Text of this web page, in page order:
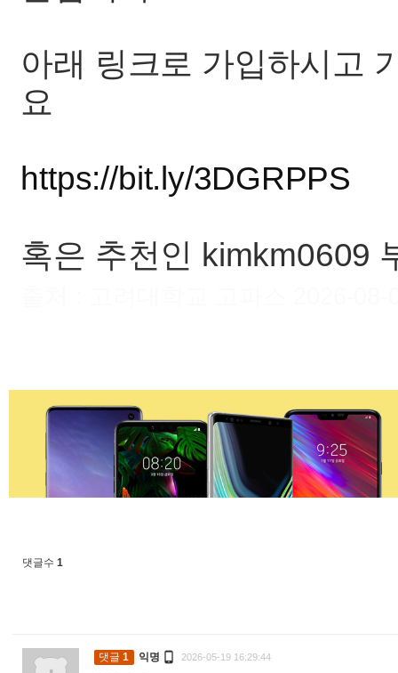
아래 링크로 가입하시고
요
https://bit.ly/3DGRPPS
혹은 추천인 kimkm0609
댓글수 1
댓글 1 익명  2026-05-19 16:29:44